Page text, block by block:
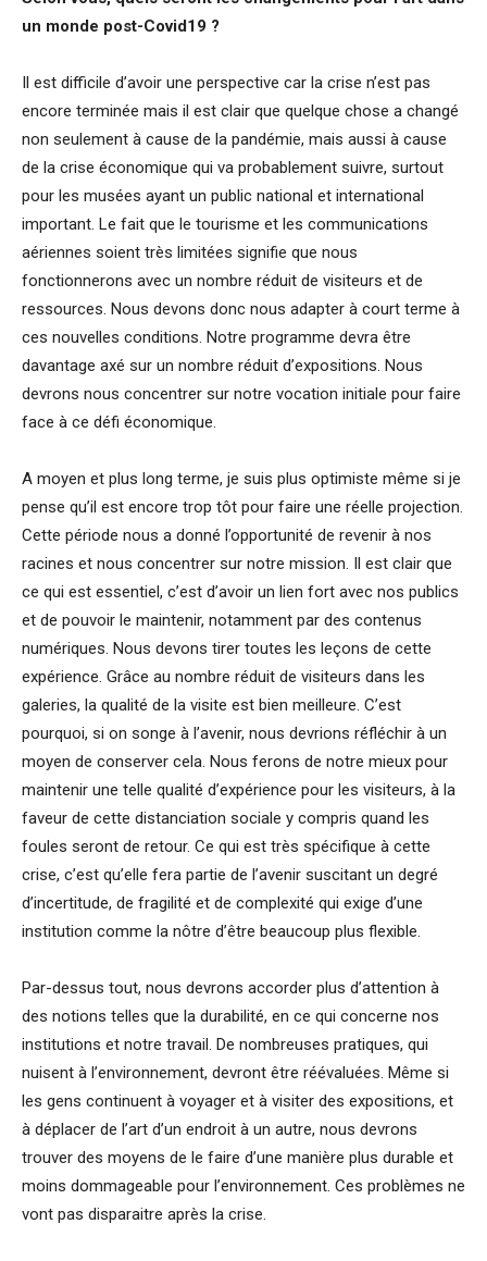
un monde post-Covid19 ?
Il est difficile d’avoir une perspective car la crise n’est pas
encore terminée mais il est clair que quelque chose a changé
non seulement à cause de la pandémie, mais aussi à cause
de la crise économique qui va probablement suivre, surtout
pour les musées ayant un public national et international
important. Le fait que le tourisme et les communications
aériennes soient très limitées signifie que nous
fonctionnerons avec un nombre réduit de visiteurs et de
ressources. Nous devons donc nous adapter à court terme à
ces nouvelles conditions. Notre programme devra être
davantage axé sur un nombre réduit d’expositions. Nous
devrons nous concentrer sur notre vocation initiale pour faire
face à ce défi économique.
A moyen et plus long terme, je suis plus optimiste même si je
pense qu’il est encore trop tôt pour faire une réelle projection.
Cette période nous a donné l’opportunité de revenir à nos
racines et nous concentrer sur notre mission. Il est clair que
ce qui est essentiel, c’est d’avoir un lien fort avec nos publics
et de pouvoir le maintenir, notamment par des contenus
numériques. Nous devons tirer toutes les leçons de cette
expérience. Grâce au nombre réduit de visiteurs dans les
galeries, la qualité de la visite est bien meilleure. C’est
pourquoi, si on songe à l’avenir, nous devrions réfléchir à un
moyen de conserver cela. Nous ferons de notre mieux pour
maintenir une telle qualité d’expérience pour les visiteurs, à la
faveur de cette distanciation sociale y compris quand les
foules seront de retour. Ce qui est très spécifique à cette
crise, c’est qu’elle fera partie de l’avenir suscitant un degré
d’incertitude, de fragilité et de complexité qui exige d’une
institution comme la nôtre d’être beaucoup plus flexible.
Par-dessus tout, nous devrons accorder plus d’attention à
des notions telles que la durabilité, en ce qui concerne nos
institutions et notre travail. De nombreuses pratiques, qui
nuisent à l’environnement, devront être réévaluées. Même si
les gens continuent à voyager et à visiter des expositions, et
à déplacer de l’art d’un endroit à un autre, nous devrons
trouver des moyens de le faire d’une manière plus durable et
moins dommageable pour l’environnement. Ces problèmes ne
vont pas disparaitre après la crise.